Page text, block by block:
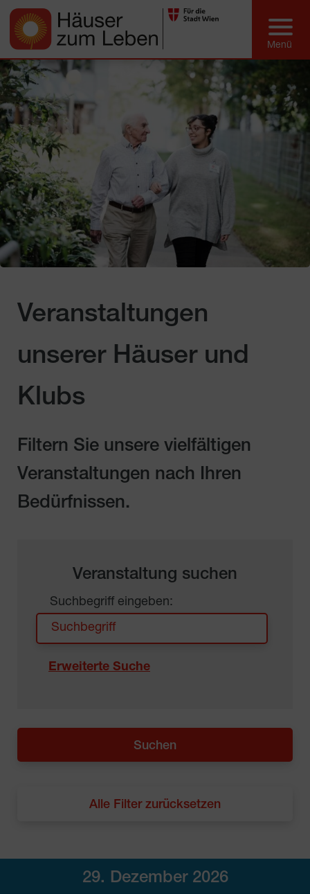
Veranstaltungen
unserer Häuser und
Klubs
Filtern Sie unsere vielfältigen
Veranstaltungen nach Ihren
Bedürfnissen.
Veranstaltung suchen
Suchbegriff eingeben:
Erweiterte Suche
Alle Filter zurücksetzen
29. Dezember 2026